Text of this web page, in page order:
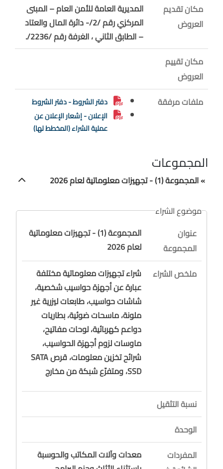
مكان تقديم
العروض
المديرية العامة للأمن العام – المبنى
المركزي رقم /2/- دائرة المال والعتاد
– الطابق الثاني ، الغرفة رقم /2236/.
مكان تقييم
العروض
ملفات مرفقة
دفتر الشروط - دفتر الشروط
الإعلان - إشعار الإعلان عن
عملية الشراء (المخطط لها)
المجموعات
» المجموعة (1) - تجهيزات معلوماتية لعام 2026
موضوع الشراء
عنوان
المجموعة
المجموعة (1) - تجهيزات معلوماتية
لعام 2026
ملخص الشراء
شراء تجهيزات معلوماتية مختلفة
عبارة عن أجهزة حواسيب شخصية،
شاشات حواسيب، طابعات ليزرية غير
ملونة، ماسحات ضوئية، بطاريات
دواعم كهربائية، لوحات مفاتيح،
ماوسات لزوم أجهزة الحواسيب،
شرائح تخزين معلومات، قرص SATA
SSD، ومتفرّع شبكة من مخارج
نسبة التثقيل
الوحدة
المفردات
معدات وآلات المكاتب والحوسبة